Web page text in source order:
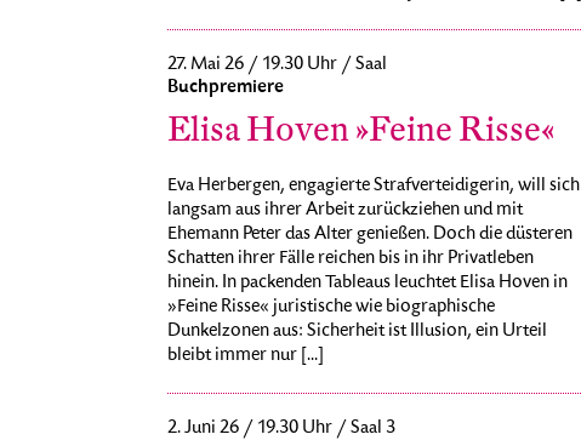
27. Mai 26 / 19.30 Uhr / Saal
Buchpremiere
Elisa Hoven »Feine Risse«
Eva Herbergen, engagierte Strafverteidigerin, will sich
langsam aus ihrer Arbeit zurückziehen und mit
Ehemann Peter das Alter genießen. Doch die düsteren
Schatten ihrer Fälle reichen bis in ihr Privatleben
hinein. In packenden Tableaus leuchtet Elisa Hoven in
»Feine Risse« juristische wie biographische
Dunkelzonen aus: Sicherheit ist Illusion, ein Urteil
bleibt immer nur [...]
2. Juni 26 / 19.30 Uhr / Saal 3